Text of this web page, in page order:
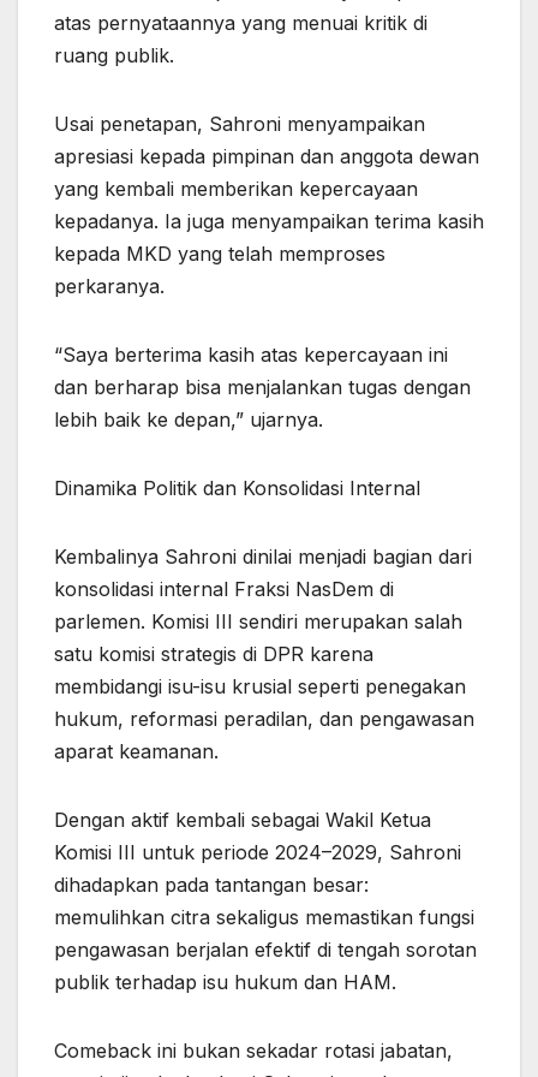
atas pernyataannya yang menuai kritik di
ruang publik.
Usai penetapan, Sahroni menyampaikan
apresiasi kepada pimpinan dan anggota dewan
yang kembali memberikan kepercayaan
kepadanya. Ia juga menyampaikan terima kasih
kepada MKD yang telah memproses
perkaranya.
“Saya berterima kasih atas kepercayaan ini
dan berharap bisa menjalankan tugas dengan
lebih baik ke depan,” ujarnya.
Dinamika Politik dan Konsolidasi Internal
Kembalinya Sahroni dinilai menjadi bagian dari
konsolidasi internal Fraksi NasDem di
parlemen. Komisi III sendiri merupakan salah
satu komisi strategis di DPR karena
membidangi isu-isu krusial seperti penegakan
hukum, reformasi peradilan, dan pengawasan
aparat keamanan.
Dengan aktif kembali sebagai Wakil Ketua
Komisi III untuk periode 2024–2029, Sahroni
dihadapkan pada tantangan besar:
memulihkan citra sekaligus memastikan fungsi
pengawasan berjalan efektif di tengah sorotan
publik terhadap isu hukum dan HAM.
Comeback ini bukan sekadar rotasi jabatan,